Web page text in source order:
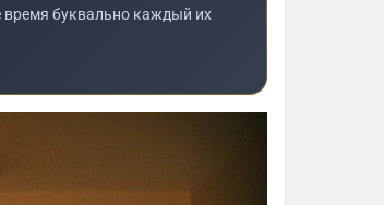
время буквально каждый их